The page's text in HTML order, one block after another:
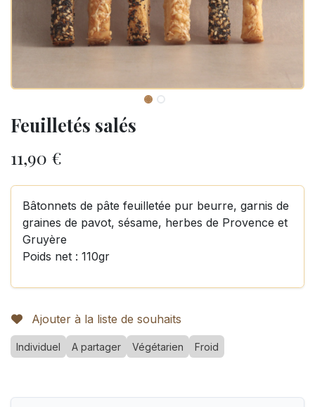
Feuilletés salés
11,90 €
Bâtonnets de pâte feuilletée pur beurre, garnis de
graines de pavot, sésame, herbes de Provence et
Gruyère
Poids net : 110gr
Ajouter à la liste de souhaits
Individuel A partager Végétarien Froid